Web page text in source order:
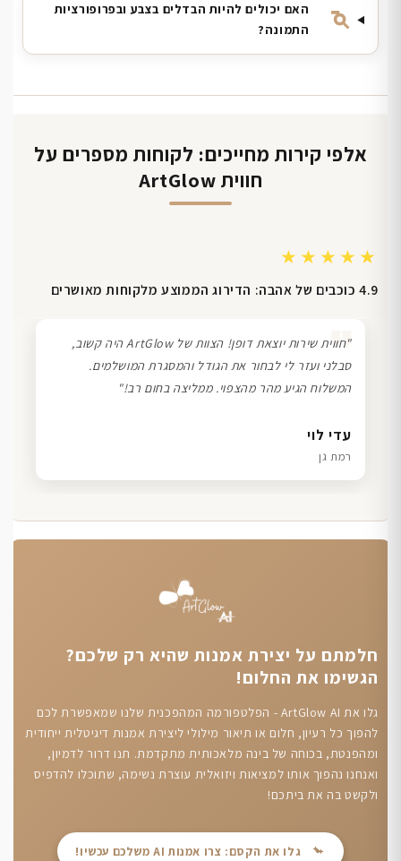
האם יכולים להיות הבדלים בצבע ובפרופורציות
התמונה?
אלפי קירות מחייכים: לקוחות מספרים על
חווית ArtGlow
★★★★★
4.9 כוכבים של אהבה: הדירוג הממוצע מלקוחות מאושרים
שרון כהן
תל אביב
❞
"חווית שירות יוצאת דופן! הצוות של ArtGlow היה קשוב,
סבלני ועזר לי לבחור את הגודל והמסגרת המושלמים.
המשלוח הגיע מהר מהצפוי. ממליצה בחום רב!"
עדי לוי
רמת גן
דנה גל
חיפה
ליאת ויוסי מ.
הוד השרון
חלמתם על יצירת אמנות שהיא רק שלכם?
הגשימו את החלום!
גלו את ArtGlow AI - הפלטפורמה המהפכנית שלנו שמאפשרת לכם
להפוך כל רעיון, חלום או תיאור מילולי ליצירת אמנות דיגיטלית ייחודית
ומהפנטת, בכוחה של בינה מלאכותית מתקדמת. תנו דרור לדמיון,
ואנחנו נהפוך אותו למציאות ויזואלית עוצרת נשימה, שתוכלו להדפיס
ולקשט בה את ביתכם!
גלו את הקסם: צרו אמנות AI משלכם עכשיו!